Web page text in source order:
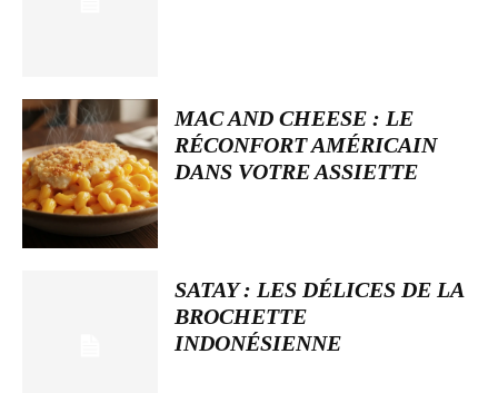
MAC AND CHEESE : LE
RÉCONFORT AMÉRICAIN
DANS VOTRE ASSIETTE
SATAY : LES DÉLICES DE LA
BROCHETTE
INDONÉSIENNE